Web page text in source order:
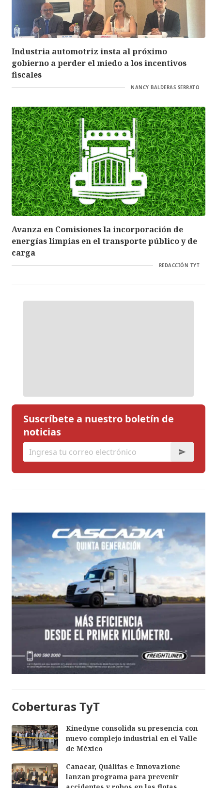
Industria automotriz insta al próximo
gobierno a perder el miedo a los incentivos
fiscales
NANCY BALDERAS SERRATO
Avanza en Comisiones la incorporación de
energías limpias en el transporte público y de
carga
REDACCIÓN TYT
Suscríbete a nuestro boletín de
noticias
Coberturas TyT
Kinedyne consolida su presencia con
nuevo complejo industrial en el Valle
de México
Canacar, Quálitas e Innovazione
lanzan programa para prevenir